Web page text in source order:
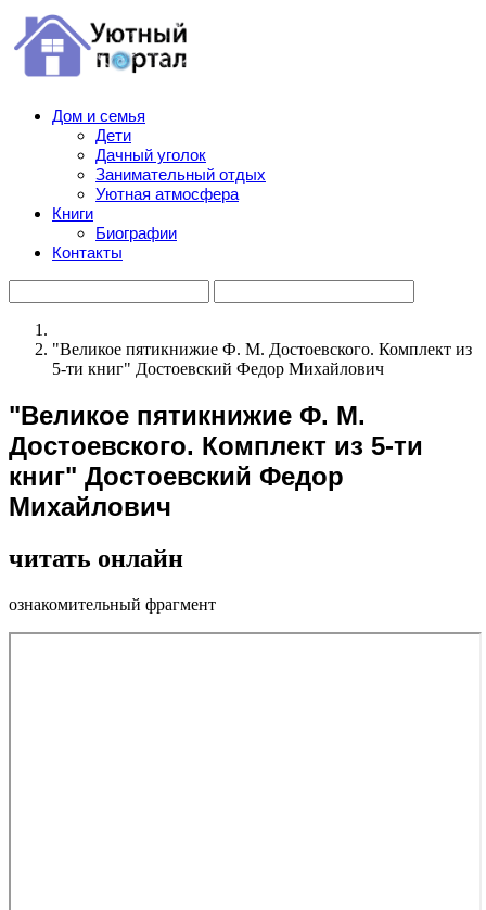
Дом и семья
Дети
Дачный уголок
Занимательный отдых
Уютная атмосфера
Книги
Биографии
Контакты
"Великое пятикнижие Ф. М. Достоевского. Комплект из
5-ти книг" Достоевский Федор Михайлович
"Великое пятикнижие Ф. М.
Достоевского. Комплект из 5-ти
книг" Достоевский Федор
Михайлович
читать онлайн
ознакомительный фрагмент